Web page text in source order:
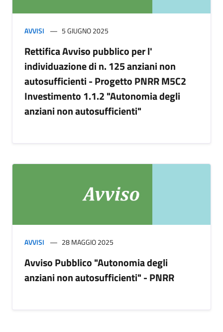
AVVISI 5 GIUGNO 2025
Rettifica Avviso pubblico per l'
individuazione di n. 125 anziani non
autosufficienti - Progetto PNRR M5C2
Investimento 1.1.2 "Autonomia degli
anziani non autosufficienti"
AVVISI 28 MAGGIO 2025
Avviso Pubblico "Autonomia degli
anziani non autosufficienti" - PNRR